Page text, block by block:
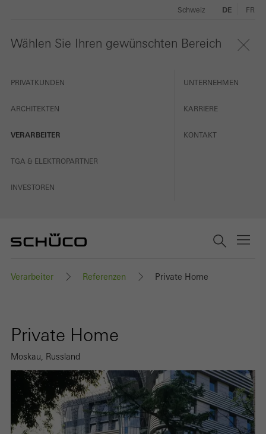
Wählen Sie Ihren gewünschten Bereich
PRIVATKUNDEN
ARCHITEKTEN
VERARBEITER
TGA & ELEKTROPARTNER
INVESTOREN
UNTERNEHMEN
KARRIERE
KONTAKT
Schweiz DE FR
Verarbeiter Referenzen Private Home
Private Home
Moskau, Russland